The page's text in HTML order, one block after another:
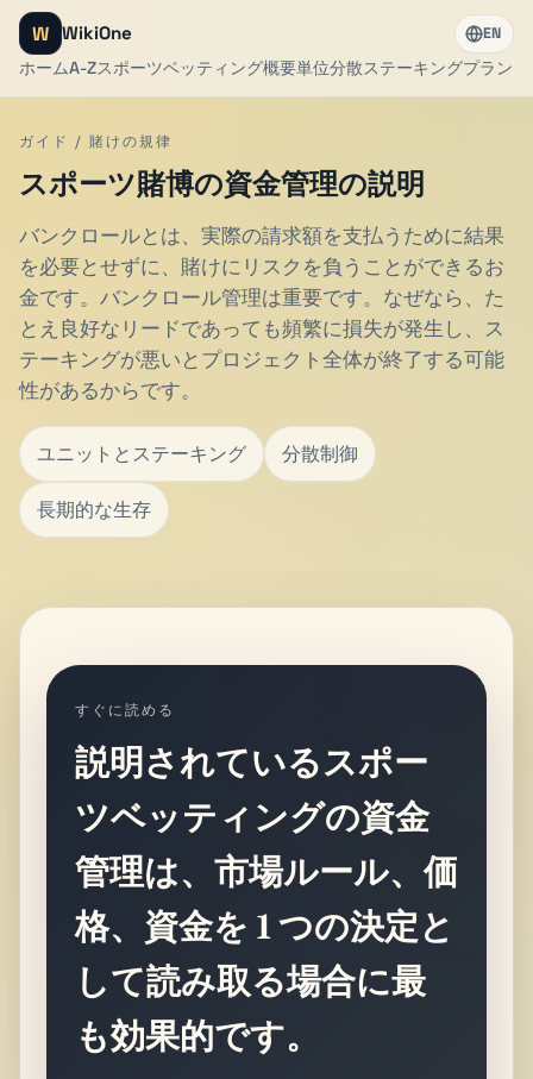
W WikiOne
ホームA-Zスポーツベッティング概要単位分散ステーキングプラン
EN
ガイド / 賭けの規律
スポーツ賭博の資金管理の説明
バンクロールとは、実際の請求額を支払うために結果
を必要とせずに、賭けにリスクを負うことができるお
金です。バンクロール管理は重要です。なぜなら、た
とえ良好なリードであっても頻繁に損失が発生し、ス
テーキングが悪いとプロジェクト全体が終了する可能
性があるからです。
ユニットとステーキング 分散制御
長期的な生存
すぐに読める
説明されているスポー
ツベッティングの資金
管理は、市場ルール、価
格、資金を 1 つの決定と
して読み取る場合に最
も効果的です。